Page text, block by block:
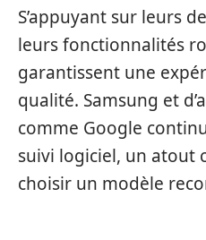
S’appuyant sur leurs
leurs fonctionnalités
garantissent une
qualité. Samsung et
comme Google
suivi logiciel, un atout
choisir un modèle